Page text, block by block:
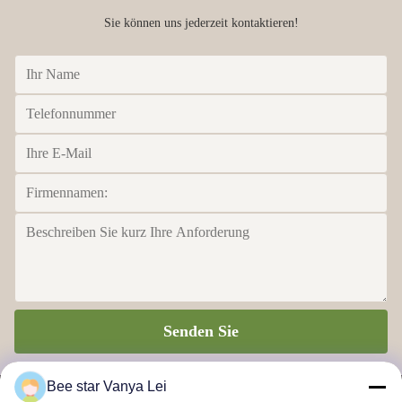
Sie können uns jederzeit kontaktieren!
Senden Sie
Bee star Vanya Lei